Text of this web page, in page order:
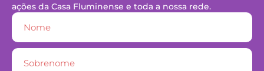
ações da Casa Fluminense e toda a nossa rede.